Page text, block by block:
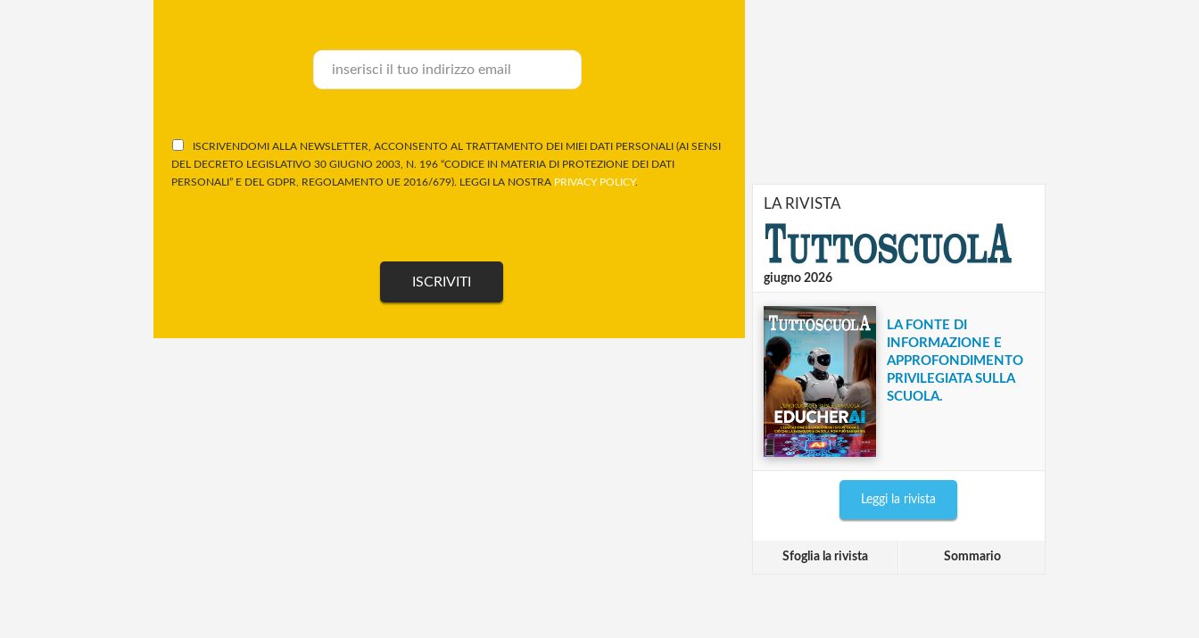
ISCRIVENDOMI ALLA NEWSLETTER, ACCONSENTO AL TRATTAMENTO DEI MIEI DATI PERSONALI (AI SENSI
DEL DECRETO LEGISLATIVO 30 GIUGNO 2003, N. 196 “CODICE IN MATERIA DI PROTEZIONE DEI DATI
PERSONALI” E DEL GDPR, REGOLAMENTO UE 2016/679). LEGGI LA NOSTRA PRIVACY POLICY.
LA RIVISTA
giugno 2026
LA FONTE DI
INFORMAZIONE E
APPROFONDIMENTO
PRIVILEGIATA SULLA
SCUOLA.
Leggi la rivista
Sfoglia la rivista Sommario